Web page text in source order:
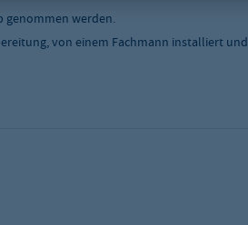
genommen werden.
von einem Fachmann installiert und